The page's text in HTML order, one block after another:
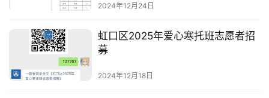
2024年12月24日
虹口区2025年爱心寒托班志愿者招
募
2024年12月18日